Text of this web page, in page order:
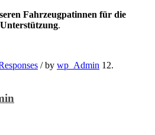
Fahrzeugpatinnen für die
.
/by wp_Admin 12.